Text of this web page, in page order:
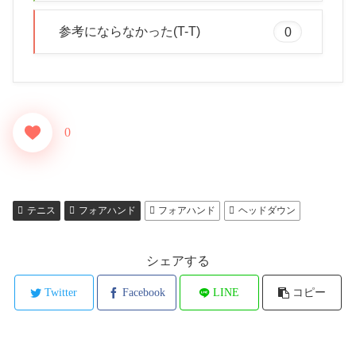
参考にならなかった(T-T) 0
0
テニス フォアハンド フォアハンド ヘッドダウン
シェアする
Twitter Facebook LINE コピー